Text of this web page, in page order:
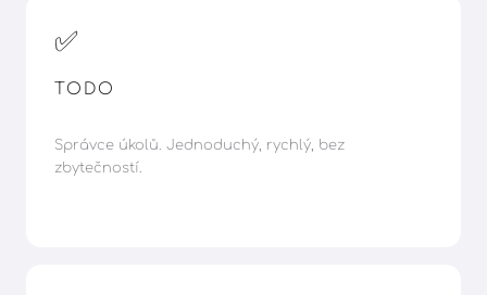
✅
TODO
Správce úkolů. Jednoduchý, rychlý, bez
zbytečností.